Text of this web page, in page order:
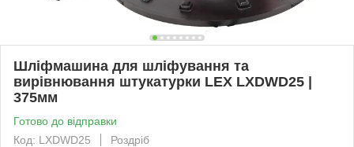
Шліфмашина для шліфування та
вирівнювання штукатурки LEX LXDWD25 |
375мм
Готово до відправки
Код: LXDWD25
Роздріб